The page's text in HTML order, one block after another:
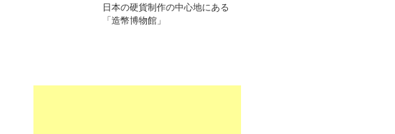
日本の硬貨制作の中心地にある
「造幣博物館」